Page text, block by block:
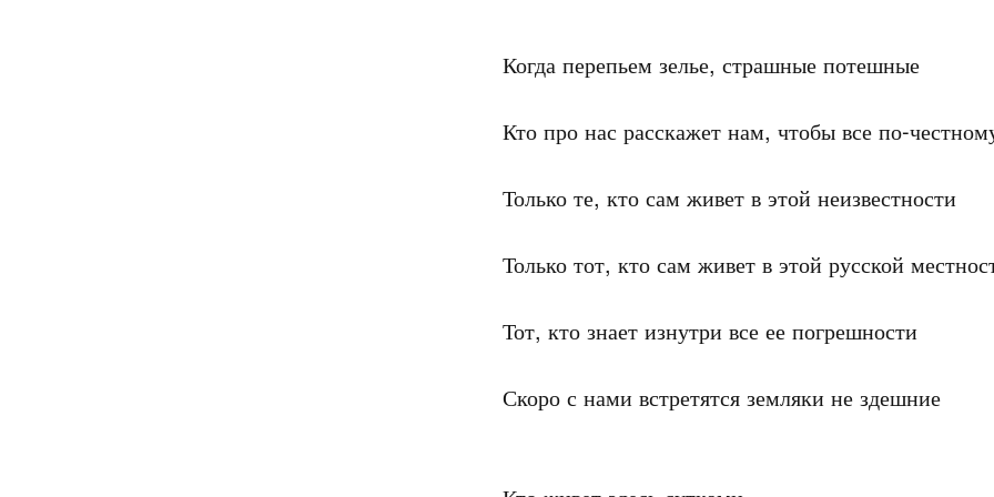
Когда перепьем зелье, страшные потешные
Кто про нас расскажет нам, чтобы все по-
Только те, кто сам живет в этой неизвестности
Только тот, кто сам живет в этой русской
Тот, кто знает изнутри все ее погрешности
Скоро с нами встретятся земляки не здешние